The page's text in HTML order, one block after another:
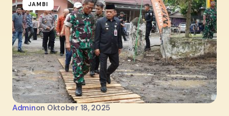
JAMBI
Adminon Oktober 18, 2025